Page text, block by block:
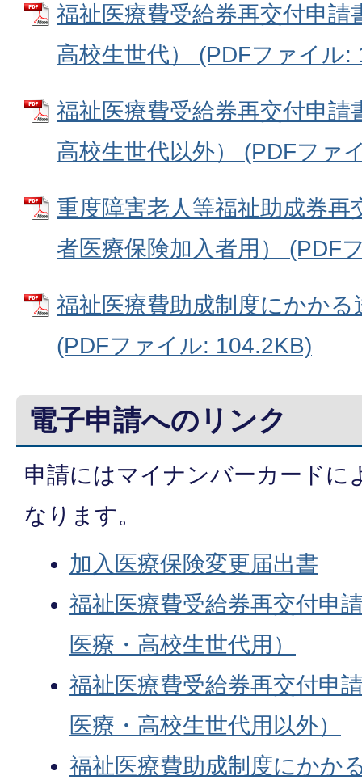
福祉医療費受給券再交付申請
高校生世代） (PDFファイル:
福祉医療費受給券再交付申請
高校生世代以外） (PDFファ
重度障害老人等福祉助成券再
者医療保険加入者用） (PDF
福祉医療費助成制度にかかる
(PDFファイル: 104.2KB)
電子申請へのリンク
申請にはマイナンバーカードに
なります。
加入医療保険変更届出書
福祉医療費受給券再交付申
医療・高校生世代用）
福祉医療費受給券再交付申
医療・高校生世代用以外）
福祉医療費助成制度にかか